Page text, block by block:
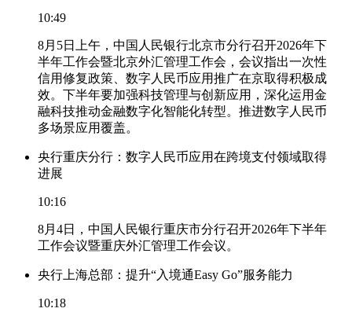
10:49
8月5日上午，中国人民银行北京市分行召开2026年下
半年工作会暨北京外汇管理工作会，会议指出一次性
信用修复政策、数字人民币应用推广在京取得积极成
效。下半年要加强科技管理与创新应用，深化运用金
融科技推动金融数字化智能化转型。推进数字人民币
多场景应用覆盖。
央行重庆分行：数字人民币应用在跨境支付领域取得
进展
10:16
8月4日，中国人民银行重庆市分行召开2026年下半年
工作会议暨重庆外汇管理工作会议。
央行上海总部：提升“入境通Easy Go”服务能力
10:18